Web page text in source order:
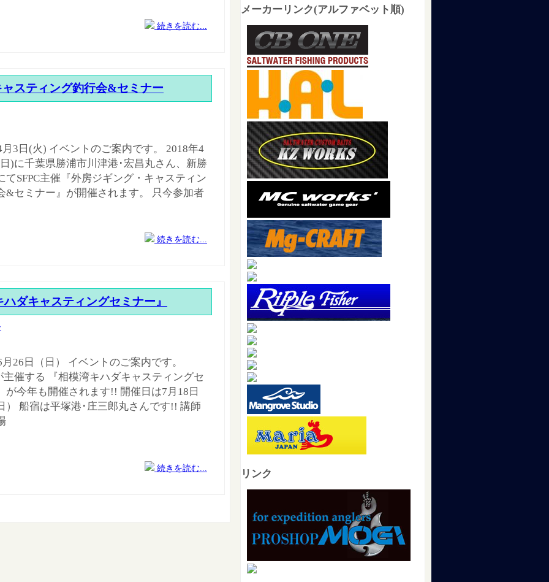
続きを読む...
スティング釣行会&セミナー
月3日(火) イベントのご案内です。 2018年4
)に千葉県勝浦市川津港･宏昌丸さん、新勝
てSFPC主催『外房ジギング・キャスティン
&セミナー』が開催されます。 只今参加者
続きを読む...
ハダキャスティングセミナー』
26日（日） イベントのご案内です。
主催する 『相模湾キハダキャスティングセ
が今年も開催されます!! 開催日は7月18日
） 船宿は平塚港･庄三郎丸さんです!! 講師
続きを読む...
メーカーリンク(アルファベット順)
リンク